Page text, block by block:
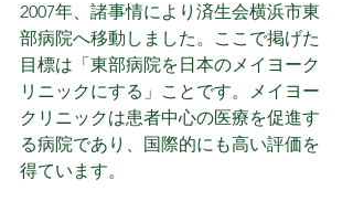
2007年、諸事情により済生会横浜市東
部病院へ移動しました。ここで掲げた
目標は「東部病院を日本のメイヨーク
リニックにする」ことです。メイヨー
クリニックは患者中心の医療を促進す
る病院であり、国際的にも高い評価を
得ています。